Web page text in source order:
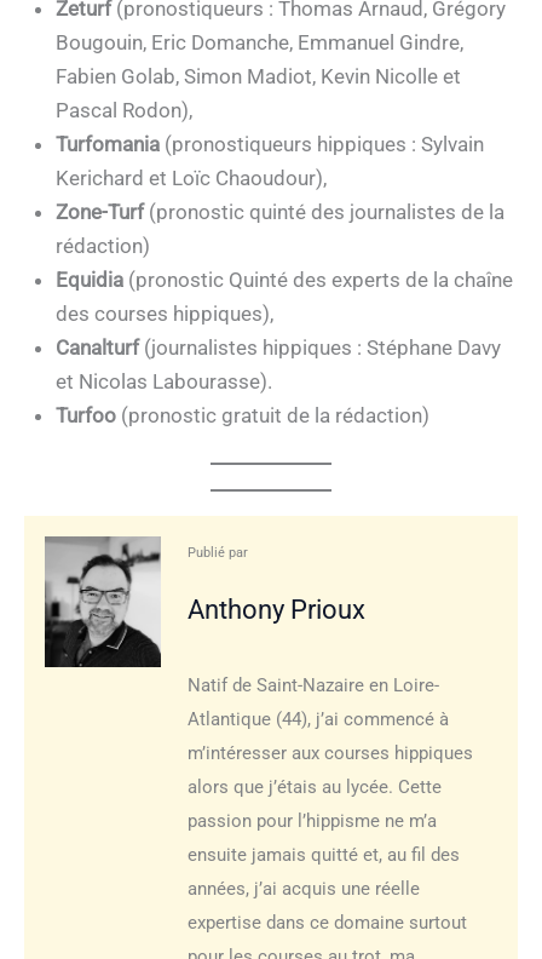
Zeturf(pronostiqueurs : Thomas Arnaud, Grégory
Bougouin, Eric Domanche, Emmanuel Gindre,
Fabien Golab, Simon Madiot, Kevin Nicolle et
Pascal Rodon),
Turfomania(pronostiqueurs hippiques : Sylvain
Kerichard et Loïc Chaoudour),
Zone-Turf(pronostic quinté des journalistes de la
rédaction)
Equidia (pronostic Quinté des experts de la chaîne
des courses hippiques),
Canalturf(journalistes hippiques : Stéphane Davy
et Nicolas Labourasse).
Turfoo(pronostic gratuit de la rédaction)
Publié par
Anthony Prioux
Natif de Saint-Nazaire en Loire-
Atlantique (44), j’ai commencé à
m’intéresser aux courses hippiques
alors que j’étais au lycée. Cette
passion pour l’hippisme ne m’a
ensuite jamais quitté et, au fil des
années, j’ai acquis une réelle
expertise dans ce domaine surtout